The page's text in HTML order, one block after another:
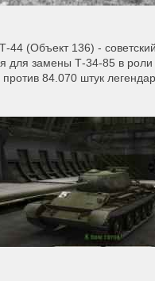
44 (Объект 136) -
для замены Т-34-85 в
84.070 штук